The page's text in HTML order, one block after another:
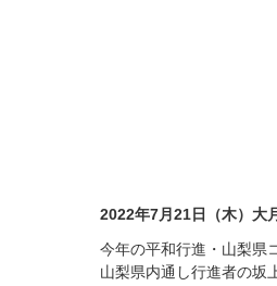
2022年7月21日（木）大
今年の平和行進・山梨県
山梨県内通し行進者の坂